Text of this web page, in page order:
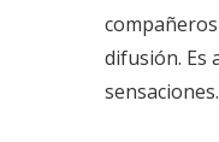
difusión. Es
sensaciones.